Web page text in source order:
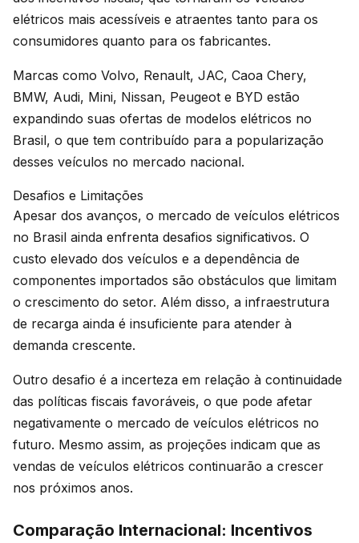
elétricos mais acessíveis e atraentes tanto para os
consumidores quanto para os fabricantes.
Marcas como Volvo, Renault, JAC, Caoa Chery,
BMW, Audi, Mini, Nissan, Peugeot e BYD estão
expandindo suas ofertas de modelos elétricos no
Brasil, o que tem contribuído para a popularização
desses veículos no mercado nacional.
Desafios e Limitações
Apesar dos avanços, o mercado de veículos elétricos
no Brasil ainda enfrenta desafios significativos. O
custo elevado dos veículos e a dependência de
componentes importados são obstáculos que limitam
o crescimento do setor. Além disso, a infraestrutura
de recarga ainda é insuficiente para atender à
demanda crescente.
Outro desafio é a incerteza em relação à continuidade
das políticas fiscais favoráveis, o que pode afetar
negativamente o mercado de veículos elétricos no
futuro. Mesmo assim, as projeções indicam que as
vendas de veículos elétricos continuarão a crescer
nos próximos anos.
Comparação Internacional: Incentivos